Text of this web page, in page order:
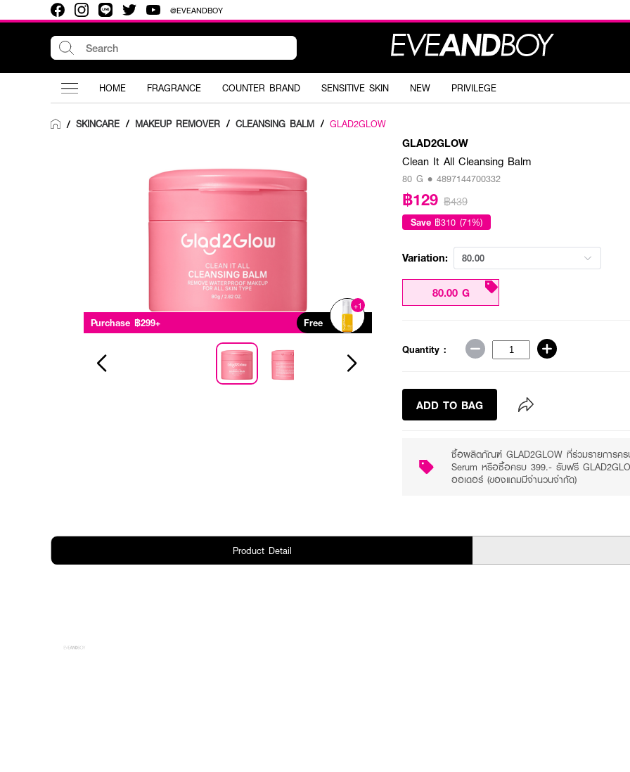
@EVEANDBOY
HOME FRAGRANCE COUNTER BRAND SENSITIVE SKIN NEW PRIVILEGE
/ SKINCARE / MAKEUP REMOVER / CLEANSING BALM / GLAD2GLOW
Purchase ฿299+ Free
+1
GLAD2GLOW
Clean It All Cleansing Balm
80 G • 4897144700332
฿129 ฿439
Save ฿310 (71%)
Variation: 80.00
80.00 G
Quantity :
ADD TO BAG
ซื้อผลิตภัณฑ์ GLAD2GLOW ที่ร่วมรายการค
Serum หรือซื้อครบ 399.- รับฟรี
ออเดอร์ (ของแถมมีจำนวนจำกัด)
Product Detail